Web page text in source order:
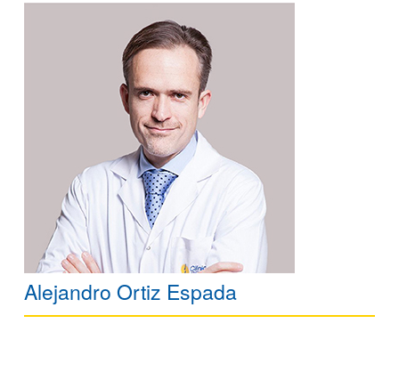
Alejandro Ortiz Espada